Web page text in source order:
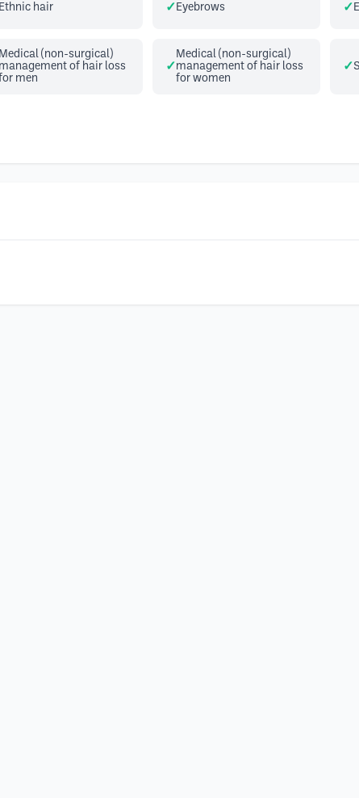
Ethnic hair Eyebrows
Medical (non-surgical)
management of hair loss
men
Medical (non-surgical)
management of hair loss
for women